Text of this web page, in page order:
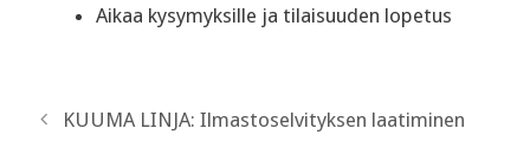
Aikaa kysymyksille ja tilaisuuden lopetus
KUUMA LINJA: Ilmastoselvityksen laatiminen